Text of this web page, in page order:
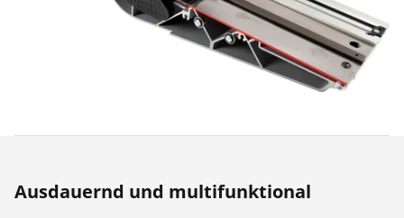
Ausdauernd und multifunktional